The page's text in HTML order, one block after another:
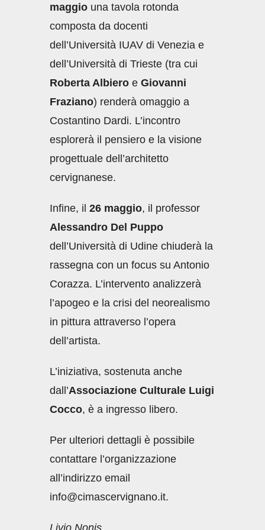
maggio una tavola rotonda
composta da docenti
dell’Università IUAV di Venezia e
dell’Università di Trieste (tra cui
Roberta Albiero e Giovanni
Fraziano) renderà omaggio a
Costantino Dardi. L’incontro
esplorerà il pensiero e la visione
progettuale dell’architetto
cervignanese.
Infine, il 26 maggio, il professor
Alessandro Del Puppo
dell’Università di Udine chiuderà la
rassegna con un focus su Antonio
Corazza. L’intervento analizzerà
l’apogeo e la crisi del neorealismo
in pittura attraverso l’opera
dell’artista.
L’iniziativa, sostenuta anche
dall’Associazione Culturale Luigi
Cocco, è a ingresso libero.
Per ulteriori dettagli è possibile
contattare l’organizzazione
all’indirizzo email
info@cimascervignano.it.
Livio Nonis